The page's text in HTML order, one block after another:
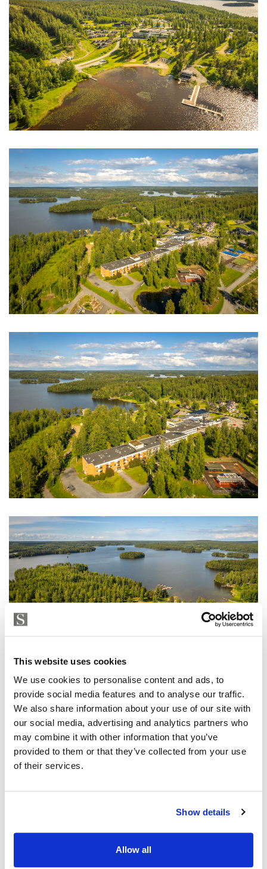
This website uses cookies
We use cookies to personalise content and ads, to
provide social media features and to analyse our traffic.
We also share information about your use of our site with
our social media, advertising and analytics partners who
may combine it with other information that you’ve
provided to them or that they’ve collected from your use
of their services.
Show details
Allow all
TUUKKA HAKKARAINEN